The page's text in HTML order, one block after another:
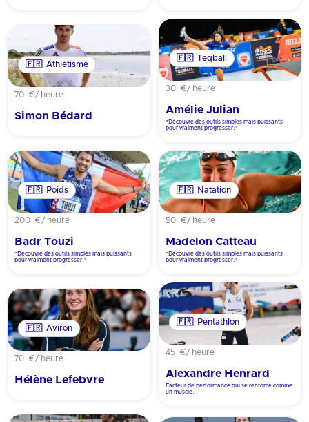
🇫🇷 Athlétisme
70 €/ heure
Simon Bédard
🇫🇷 Teqball
30 €/ heure
Amélie Julian
"Découvre des outils simples mais puissants
pour vraiment progresser."
🇫🇷 Poids
200 €/ heure
Badr Touzi
"Découvre des outils simples mais puissants
pour vraiment progresser."
🇫🇷 Natation
50 €/ heure
Madelon Catteau
"Découvre des outils simples mais puissants
pour vraiment progresser."
🇫🇷 Aviron
70 €/ heure
Hélène Lefebvre
🇫🇷 Pentathlon
45 €/ heure
Alexandre Henrard
Facteur de performance qui se renforce comme
un muscle.